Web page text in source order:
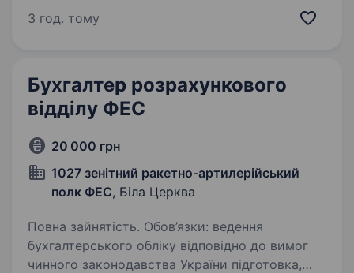
та бухгалтерського законодавства,
3 год. тому
Бухгалтер розрахункового
відділу ФЕС
20 000 грн
1027 зенітний ракетно-артилерійський
полк ФЕС, Біла Церква
Повна зайнятість. Обов’язки: ведення
бухгалтерського обліку відповідно до вимог
чинного законодавства України підготовка,